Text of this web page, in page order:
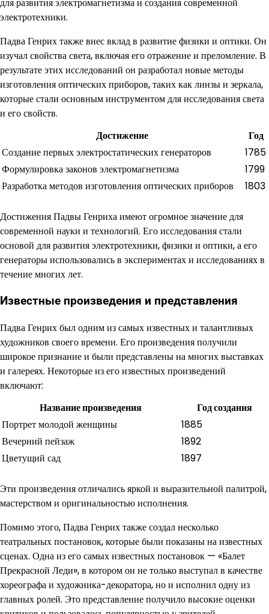
электротехники.
Падва Генрих также внес вклад в развитие физики и оптики. Он
изучал свойства света, включая его отражение и преломление. В
результате этих исследований он разработал новые методы
изготовления оптических приборов, таких как линзы и зеркала,
которые стали основным инструментом для исследования света
и его свойств.
Достижение
Год
Создание первых электростатических генераторов
1785
Формулировка законов электромагнетизма
1799
Разработка методов изготовления оптических приборов
1803
Достижения Падвы Генриха имеют огромное значение для
современной науки и технологий. Его исследования стали
основой для развития электротехники, физики и оптики, а его
генераторы использовались в экспериментах и исследованиях в
течение многих лет.
Известные произведения и представления
Падва Генрих был одним из самых известных и талантливых
художников своего времени. Его произведения получили
широкое признание и были представлены на многих выставках
и галереях. Некоторые из его известных произведений
включают:
Название произведения
Год создания
Портрет молодой женщины
1885
Вечерний пейзаж
1892
Цветущий сад
1897
Эти произведения отличались яркой и выразительной палитрой,
мастерством и оригинальностью исполнения.
Помимо этого, Падва Генрих также создал несколько
театральных постановок, которые были показаны на известных
сценах. Одна из его самых известных постановок — «Балет
Прекрасной Леди», в котором он не только выступал в качестве
хореографа и художника-декоратора, но и исполнил одну из
главных ролей. Это представление получило высокие оценки